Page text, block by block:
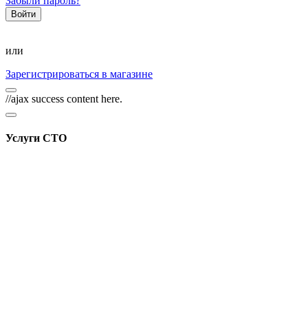
или
Зарегистрироваться в магазине
//ajax success content here.
Услуги СТО